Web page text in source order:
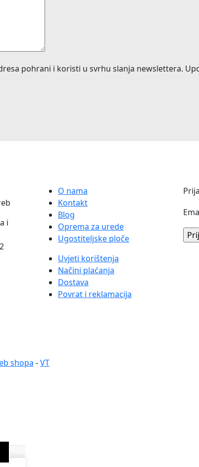
pohrani i koristi u svrhu slanja newslettera.
i
O nama
Kontakt
Blog
Oprema za urede
Ugostiteljske ploče
Uvjeti korištenja
Načini plaćanja
Dostava
Povrat i reklamacija
shopa -VT